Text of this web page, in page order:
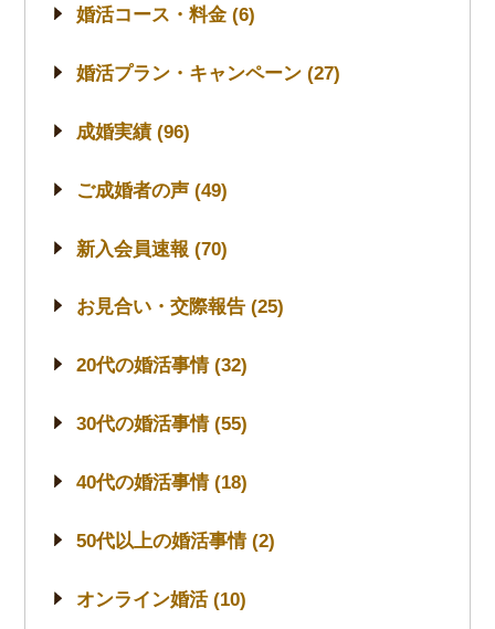
婚活コース・料金 (6)
婚活プラン・キャンペーン (27)
成婚実績 (96)
ご成婚者の声 (49)
新入会員速報 (70)
お見合い・交際報告 (25)
20代の婚活事情 (32)
30代の婚活事情 (55)
40代の婚活事情 (18)
50代以上の婚活事情 (2)
オンライン婚活 (10)